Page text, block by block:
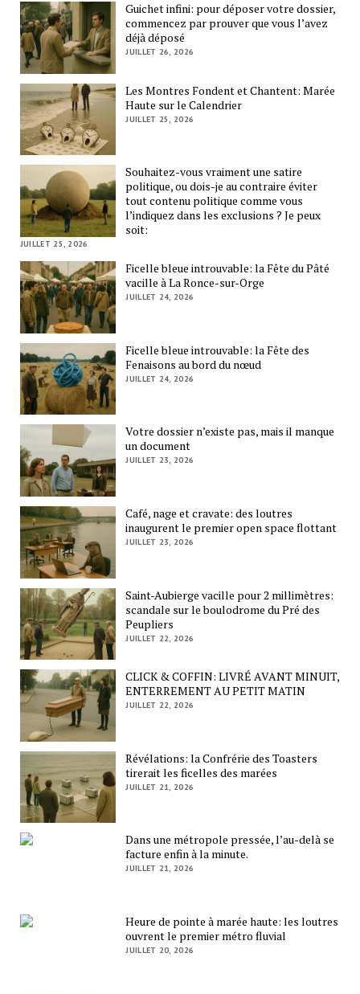
Guichet infini: pour déposer votre dossier,
commencez par prouver que vous l’avez
déjà déposé
JUILLET 26, 2026
Les Montres Fondent et Chantent: Marée
Haute sur le Calendrier
JUILLET 25, 2026
Souhaitez-vous vraiment une satire
politique, ou dois-je au contraire éviter
tout contenu politique comme vous
l’indiquez dans les exclusions ? Je peux
soit:
JUILLET 25, 2026
Ficelle bleue introuvable: la Fête du Pâté
vacille à La Ronce-sur-Orge
JUILLET 24, 2026
Ficelle bleue introuvable: la Fête des
Fenaisons au bord du nœud
JUILLET 24, 2026
Votre dossier n’existe pas, mais il manque
un document
JUILLET 23, 2026
Café, nage et cravate: des loutres
inaugurent le premier open space flottant
JUILLET 23, 2026
Saint-Aubierge vacille pour 2 millimètres:
scandale sur le boulodrome du Pré des
Peupliers
JUILLET 22, 2026
CLICK & COFFIN: LIVRÉ AVANT MINUIT,
ENTERREMENT AU PETIT MATIN
JUILLET 22, 2026
Révélations: la Confrérie des Toasters
tirerait les ficelles des marées
JUILLET 21, 2026
Dans une métropole pressée, l’au-delà se
facture enfin à la minute.
JUILLET 21, 2026
Heure de pointe à marée haute: les loutres
ouvrent le premier métro fluvial
JUILLET 20, 2026